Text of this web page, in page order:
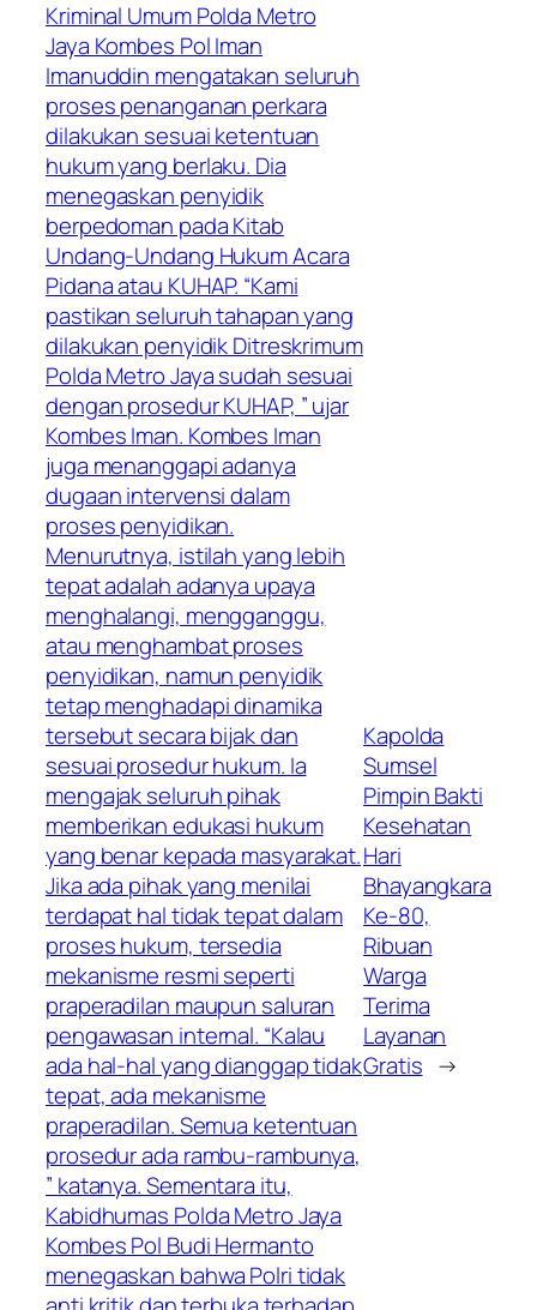
Kriminal Umum Polda Metro
Jaya Kombes Pol Iman
Imanuddin mengatakan seluruh
proses penanganan perkara
dilakukan sesuai ketentuan
hukum yang berlaku. Dia
menegaskan penyidik
berpedoman pada Kitab
Undang-Undang Hukum Acara
Pidana atau KUHAP. “Kami
pastikan seluruh tahapan yang
dilakukan penyidik Ditreskrimum
Polda Metro Jaya sudah sesuai
dengan prosedur KUHAP, ” ujar
Kombes Iman. Kombes Iman
juga menanggapi adanya
dugaan intervensi dalam
proses penyidikan.
Menurutnya, istilah yang lebih
tepat adalah adanya upaya
menghalangi, mengganggu,
atau menghambat proses
penyidikan, namun penyidik
tetap menghadapi dinamika
tersebut secara bijak dan
sesuai prosedur hukum. Ia
mengajak seluruh pihak
memberikan edukasi hukum
yang benar kepada masyarakat.
Jika ada pihak yang menilai
terdapat hal tidak tepat dalam
proses hukum, tersedia
mekanisme resmi seperti
praperadilan maupun saluran
pengawasan internal. “Kalau
ada hal-hal yang dianggap tidak
tepat, ada mekanisme
praperadilan. Semua ketentuan
prosedur ada rambu-rambunya,
” katanya. Sementara itu,
Kabidhumas Polda Metro Jaya
Kombes Pol Budi Hermanto
menegaskan bahwa Polri tidak
Kapolda
Sumsel
Pimpin Bakti
Kesehatan
Hari
Bhayangkara
Ke-80,
Ribuan
Warga
Terima
Layanan
Gratis →